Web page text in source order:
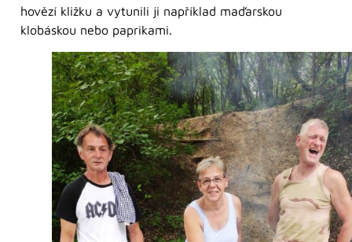
hovězí kližku a vytunili ji například maďarskou
klobáskou nebo paprikami.